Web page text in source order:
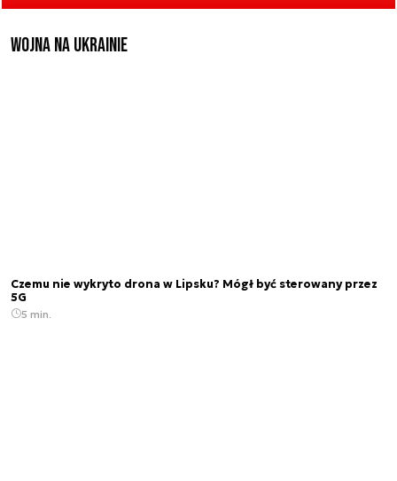
Wojna na Ukrainie
Czemu nie wykryto drona w Lipsku? Mógł być sterowany przez
5G
5 min.